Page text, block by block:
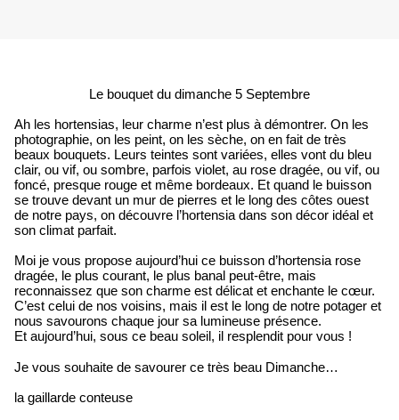
Le bouquet du dimanche 5 Septembre
Ah les hortensias, leur charme n’est plus à démontrer. On les
photographie, on les peint, on les sèche, on en fait de très
beaux bouquets. Leurs teintes sont variées, elles vont du bleu
clair, ou vif, ou sombre, parfois violet, au rose dragée, ou vif, ou
foncé, presque rouge et même bordeaux. Et quand le buisson
se trouve devant un mur de pierres et le long des côtes ouest
de notre pays, on découvre l’hortensia dans son décor idéal et
son climat parfait.
Moi je vous propose aujourd’hui ce buisson d’hortensia rose
dragée, le plus courant, le plus banal peut-être, mais
reconnaissez que son charme est délicat et enchante le cœur.
C’est celui de nos voisins, mais il est le long de notre potager et
nous savourons chaque jour sa lumineuse présence.
Et aujourd’hui, sous ce beau soleil, il resplendit pour vous !
Je vous souhaite de savourer ce très beau Dimanche…
la gaillarde conteuse